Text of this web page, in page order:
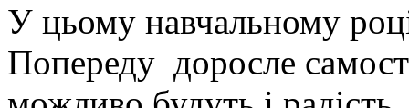
У цьому навчальному
Попереду доросле